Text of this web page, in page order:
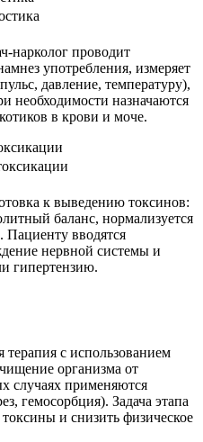
нарколог проводит
употребления, измеряет
давление, температуру),
необходимости назначаются
в крови и моче.
к выведению токсинов:
баланс, нормализуется
Пациенту вводятся
нервной системы и
гипертензию.
с использованием
организма от
случаях применяются
гемосорбция). Задача этапа
и снизить физическое